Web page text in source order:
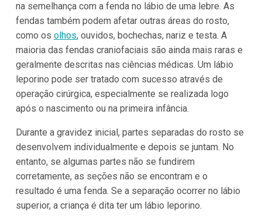
na semelhança com a fenda no lábio de uma lebre. As
fendas também podem afetar outras áreas do rosto,
como os olhos, ouvidos, bochechas, nariz e testa. A
maioria das fendas craniofaciais são ainda mais raras e
geralmente descritas nas ciências médicas. Um lábio
leporino pode ser tratado com sucesso através de
operação cirúrgica, especialmente se realizada logo
após o nascimento ou na primeira infância.
Durante a gravidez inicial, partes separadas do rosto se
desenvolvem individualmente e depois se juntam. No
entanto, se algumas partes não se fundirem
corretamente, as seções não se encontram e o
resultado é uma fenda. Se a separação ocorrer no lábio
superior, a criança é dita ter um lábio leporino.